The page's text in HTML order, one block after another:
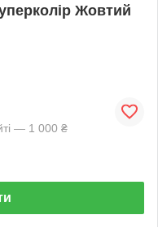
Жовтий
— 1 000 ₴